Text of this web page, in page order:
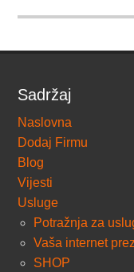
Sadržaj
Naslovna
Dodaj Firmu
Blog
Vijesti
Usluge
Potražnja za
Vaša internet
SHOP